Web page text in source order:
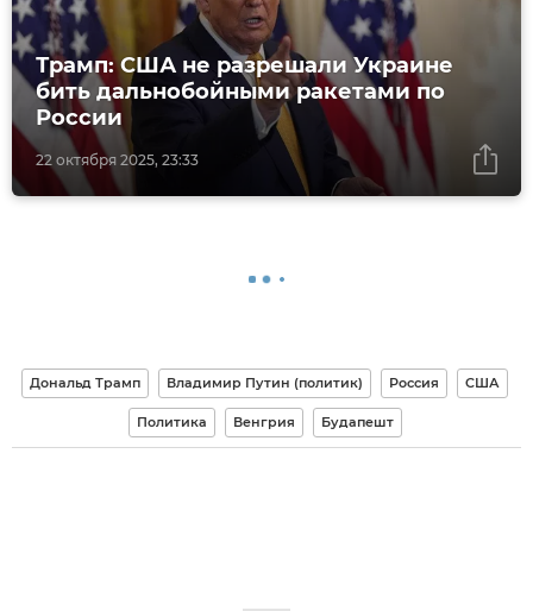
22 октября 2025, 23:33
Трамп: США не разрешали Украине
бить дальнобойными ракетами по
России
Дональд Трамп Владимир Путин (политик) Россия США
Политика Венгрия Будапешт